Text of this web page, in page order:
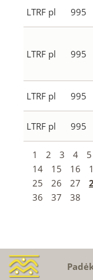
LTRF pl 995
LTRF pl 995
LTRF pl 995
LTRF pl 995
1 2 3 4 5
14
15 16
25
26 27
36
37 38